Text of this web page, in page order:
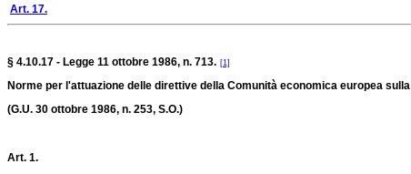
Art. 17.
§ 4.10.17 - Legge 11 ottobre 1986, n. 713. [1]
Norme per l'attuazione delle direttive della Comunità economica europea
(G.U. 30 ottobre 1986, n. 253, S.O.)
Art. 1.